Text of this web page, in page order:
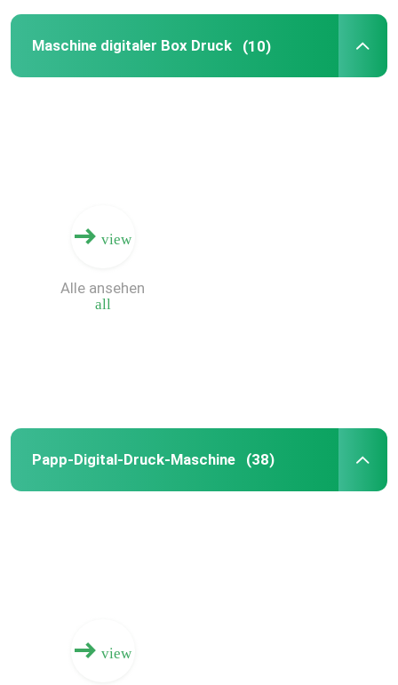
Maschine digitaler Box Druck (10)
view
all
Alle ansehen
Papp-Digital-Druck-Maschine (38)
view